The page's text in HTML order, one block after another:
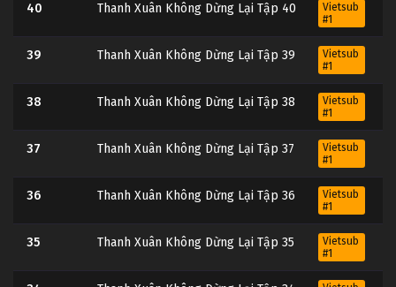
40 Thanh Xuân Không Dừng Lại Tập 40
Vietsub
#1
39 Thanh Xuân Không Dừng Lại Tập 39
Vietsub
#1
38 Thanh Xuân Không Dừng Lại Tập 38
Vietsub
#1
37 Thanh Xuân Không Dừng Lại Tập 37
Vietsub
#1
36 Thanh Xuân Không Dừng Lại Tập 36
Vietsub
#1
35 Thanh Xuân Không Dừng Lại Tập 35
Vietsub
#1